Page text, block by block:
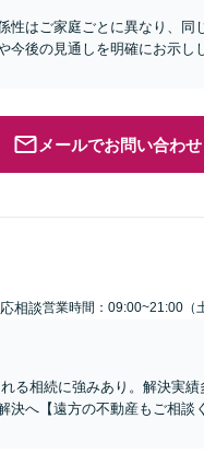
性はご家庭ごとに異なり、同
後の見通しを明確にお示し
メールでお問い合わせ
相談営業時間：09:00~21:00（
る相続に強みあり。解決実
決へ【遠方の不動産もご相談